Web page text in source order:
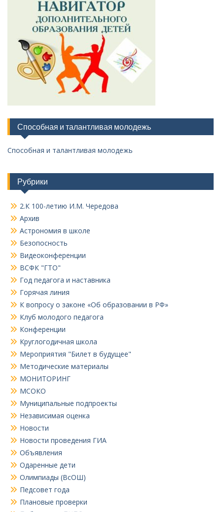
Способная и талантливая молодежь
Способная и талантливая молодежь
Рубрики
2.К 100-летию И.М. Чередова
Архив
Астрономия в школе
Безопосность
Видеоконференции
ВСФК "ГТО"
Год педагога и наставника
Горячая линия
К вопросу о законе «Об образовании в РФ»
Клуб молодого педагога
Конференции
Круглогодичная школа
Мероприятия "Билет в будущее"
Методические материалы
МОНИТОРИНГ
МСОКО
Муниципальные подпроекты
Независимая оценка
Новости
Новости проведения ГИА
Объявления
Одаренные дети
Олимпиады (ВсОШ)
Педсовет года
Плановые проверки